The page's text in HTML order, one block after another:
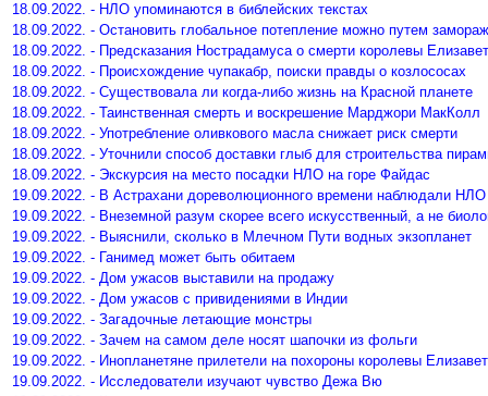
18.09.2022. - НЛО упоминаются в библейских текстах
18.09.2022. - Остановить глобальное потепление можно путем
18.09.2022. - Предсказания Нострадамуса о смерти королевы
18.09.2022. - Происхождение чупакабр, поиски правды о козлососах
18.09.2022. - Существовала ли когда-либо жизнь на Красной планете
18.09.2022. - Таинственная смерть и воскрешение Марджори МакКолл
18.09.2022. - Употребление оливкового масла снижает риск смерти
18.09.2022. - Уточнили способ доставки глыб для строительства
18.09.2022. - Экскурсия на место посадки НЛО на горе Файдас
19.09.2022. - В Астрахани дореволюционного времени наблюдали НЛО
19.09.2022. - Внеземной разум скорее всего искусственный, а не
19.09.2022. - Выяснили, сколько в Млечном Пути водных экзопланет
19.09.2022. - Ганимед может быть обитаем
19.09.2022. - Дом ужасов выставили на продажу
19.09.2022. - Дом ужасов с привидениями в Индии
19.09.2022. - Загадочные летающие монстры
19.09.2022. - Зачем на самом деле носят шапочки из фольги
19.09.2022. - Инопланетяне прилетели на похороны королевы
19.09.2022. - Исследователи изучают чувство Дежа Вю